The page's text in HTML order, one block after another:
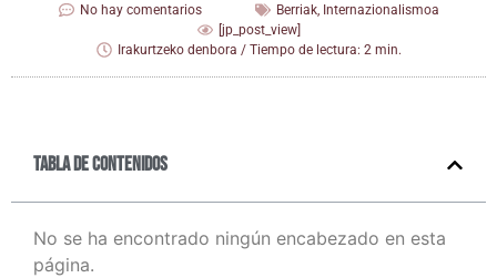
No hay comentarios
Berriak, Internazionalismoa
[jp_post_view]
Irakurtzeko denbora / Tiempo de lectura: 2 min.
Tabla de contenidos
No se ha encontrado ningún encabezado en esta
página.